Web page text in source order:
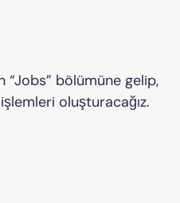
“Jobs” bölümüne gelip,
oluşturacağız.